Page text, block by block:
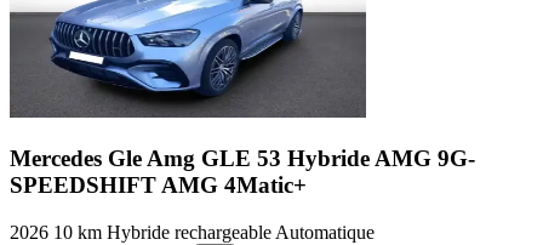
Mercedes Gle Amg GLE 53 Hybride AMG 9G-
SPEEDSHIFT AMG 4Matic+
2026 10 km Hybride rechargeable Automatique